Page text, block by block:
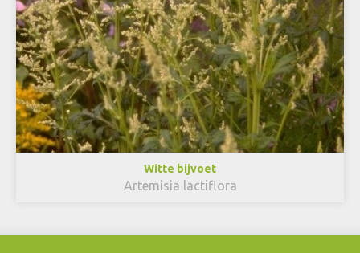
Witte bijvoet
Artemisia lactiflora